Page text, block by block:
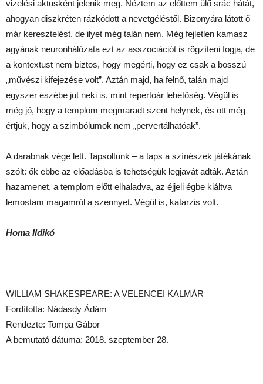
vizelési aktusként jelenik meg. Néztem az előttem ülő srác hátát,
ahogyan diszkréten rázkódott a nevetgéléstől. Bizonyára látott ő
már keresztelést, de ilyet még talán nem. Még fejletlen kamasz
agyának neuronhálózata ezt az asszociációt is rögzíteni fogja, de
a kontextust nem biztos, hogy megérti, hogy ez csak a bosszú
„művészi kifejezése volt”. Aztán majd, ha felnő, talán majd
egyszer eszébe jut neki is, mint repertoár lehetőség. Végül is
még jó, hogy a templom megmaradt szent helynek, és ott még
értjük, hogy a szimbólumok nem „pervertálhatóak”.
A darabnak vége lett. Tapsoltunk – a taps a színészek játékának
szólt: ők ebbe az előadásba is tehetségük legjavát adták. Aztán
hazamenet, a templom előtt elhaladva, az éjjeli égbe kiáltva
lemostam magamról a szennyet. Végül is, katarzis volt.
Homa Ildikó
WILLIAM SHAKESPEARE: A VELENCEI KALMÁR
Fordította: Nádasdy Ádám
Rendezte: Tompa Gábor
A bemutató dátuma: 2018. szeptember 28.